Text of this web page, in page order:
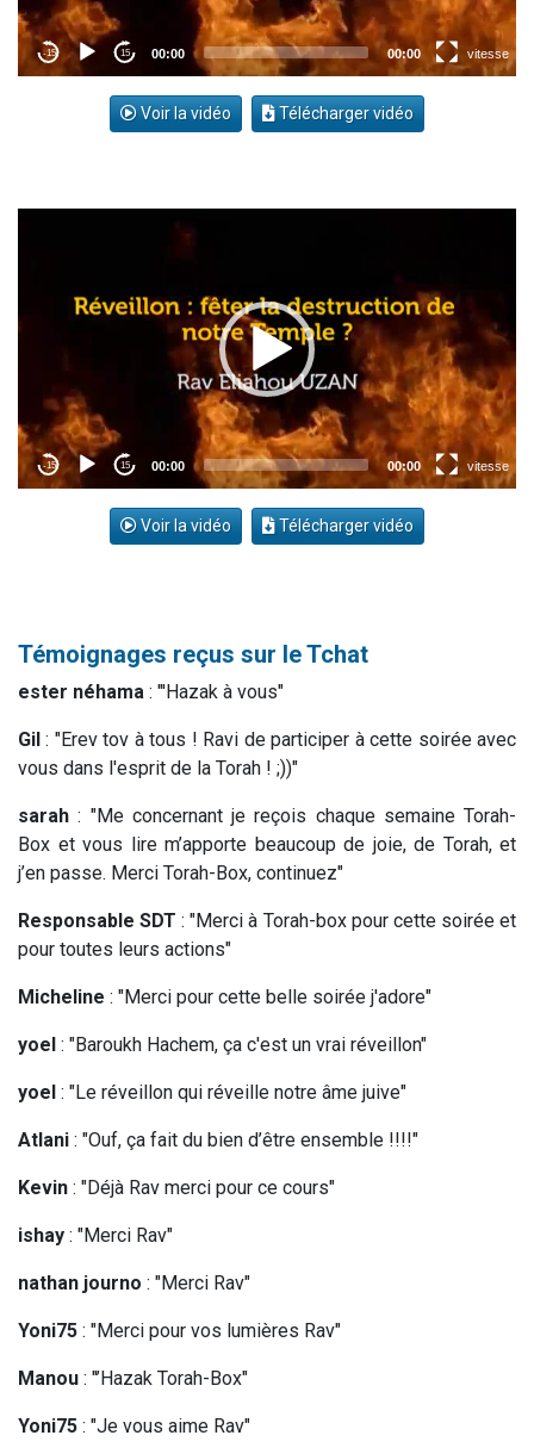
Voir la vidéo Télécharger vidéo
Voir la vidéo Télécharger vidéo
Témoignages reçus sur le Tchat
ester néhama : "'Hazak à vous"
Gil : "Erev tov à tous ! Ravi de participer à cette soirée avec
vous dans l'esprit de la Torah ! ;))"
sarah : "Me concernant je reçois chaque semaine Torah-
Box et vous lire m’apporte beaucoup de joie, de Torah, et
j’en passe. Merci Torah-Box, continuez"
Responsable SDT : "Merci à Torah-box pour cette soirée et
pour toutes leurs actions"
Micheline : "Merci pour cette belle soirée j'adore"
yoel : "Baroukh Hachem, ça c'est un vrai réveillon"
yoel : "Le réveillon qui réveille notre âme juive"
Atlani : "Ouf, ça fait du bien d’être ensemble !!!!"
Kevin : "Déjà Rav merci pour ce cours"
ishay : "Merci Rav"
nathan journo : "Merci Rav"
Yoni75 : "Merci pour vos lumières Rav"
Manou : "’Hazak Torah-Box"
Yoni75 : "Je vous aime Rav"